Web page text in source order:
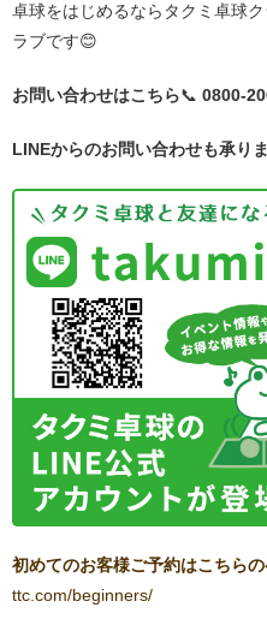
卓球をはじめるならタクミ卓球
ラブです😊
お問い合わせはこちら📞 0800-
LINEからのお問い合わせも承りま
初めてのお客様ご予約はこちら
ttc.com/beginners/